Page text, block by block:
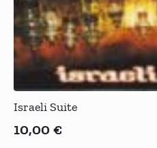
Israeli Suite
10,00 €